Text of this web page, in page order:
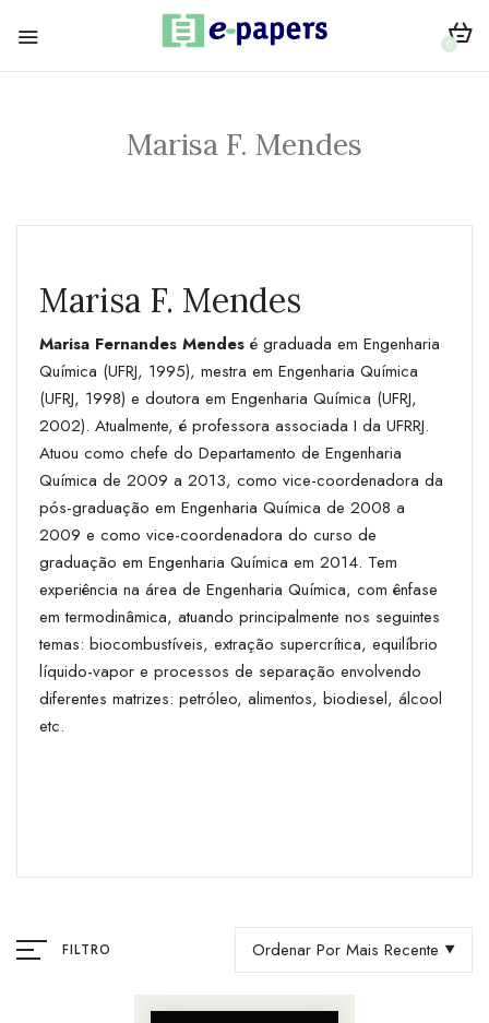
0
Marisa F. Mendes
Marisa F. Mendes
Marisa Fernandes Mendes é graduada em Engenharia
Química (UFRJ, 1995), mestra em Engenharia Química
(UFRJ, 1998) e doutora em Engenharia Química (UFRJ,
2002). Atualmente, é professora associada I da UFRRJ.
Atuou como chefe do Departamento de Engenharia
Química de 2009 a 2013, como vice-coordenadora da
pós-graduação em Engenharia Química de 2008 a
2009 e como vice-coordenadora do curso de
graduação em Engenharia Química em 2014. Tem
experiência na área de Engenharia Química, com ênfase
em termodinâmica, atuando principalmente nos seguintes
temas: biocombustíveis, extração supercrítica, equilíbrio
líquido-vapor e processos de separação envolvendo
diferentes matrizes: petróleo, alimentos, biodiesel, álcool
etc.
FILTRO Ordenar Por Mais Recente